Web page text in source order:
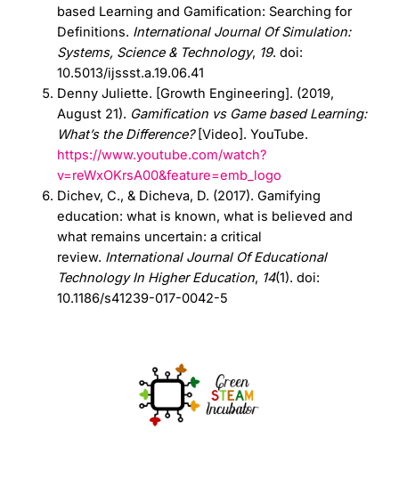
based Learning and Gamification: Searching for
Definitions. International Journal Of Simulation:
Systems, Science & Technology, 19. doi:
10.5013/ijssst.a.19.06.41
Denny Juliette. [Growth Engineering]. (2019,
August 21). Gamification vs Game based Learning:
What’s the Difference? [Video]. YouTube.
https://www.youtube.com/watch?
v=reWxOKrsA00&feature=emb_logo
Dichev, C., & Dicheva, D. (2017). Gamifying
education: what is known, what is believed and
what remains uncertain: a critical
review. International Journal Of Educational
Technology In Higher Education, 14(1). doi:
10.1186/s41239-017-0042-5